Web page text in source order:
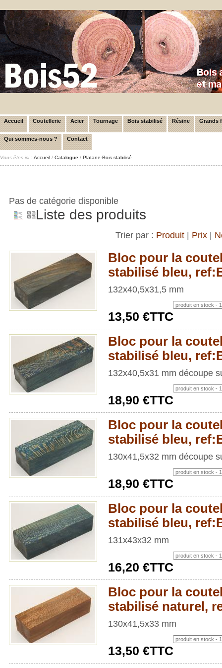
Accueil Coutellerie Acier Tournage Bois stabilisé Résine Grands
Qui sommes-nous ? Contact
Vous êtes ici : Accueil / Catalogue / Platane-Bois stabilisé
Pas de catégorie disponible
Liste des produits
Trier par : Produit Prix
Bloc pour la
stabilisé bleu,
132x40,5x31,5 mm
13,50 €TTC
Bloc pour la
stabilisé bleu,
132x40,5x31 mm découpe
18,90 €TTC
Bloc pour la
stabilisé bleu,
130x41,5x32 mm découpe
18,90 €TTC
Bloc pour la
stabilisé bleu,
131x43x32 mm
16,20 €TTC
Bloc pour la
stabilisé naturel,
130x41,5x33 mm
13,50 €TTC